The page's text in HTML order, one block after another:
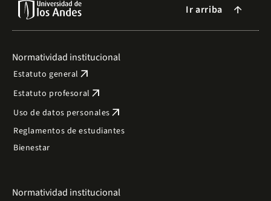
Ir arriba arrow_forward
Normatividad institucional
Estatuto general arrow_outward
Estatuto profesoral arrow_outward
Uso de datos personales arrow_outward
Reglamentos de estudiantes
Bienestar
Normatividad institucional